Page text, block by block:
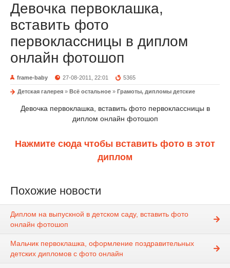
Девочка первоклашка,
вставить фото
первоклассницы в диплом
онлайн фотошоп
frame-baby 27-08-2011, 22:01 5365
Детская галерея » Всё остальное » Грамоты, дипломы детские
Девочка первоклашка, вставить фото первоклассницы в
диплом онлайн фотошоп
Нажмите сюда чтобы вставить фото в этот
диплом
Похожие новости
Диплом на выпускной в детском саду, вставить фото
онлайн фотошоп
Мальчик первоклашка, оформление поздравительных
детских дипломов с фото онлайн